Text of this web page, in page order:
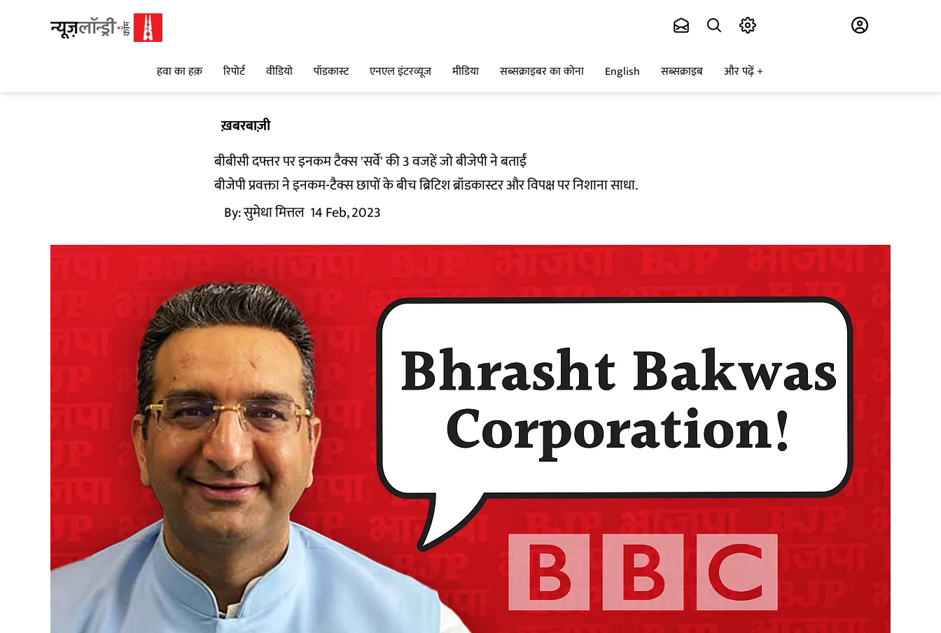
हवा का हक़ रिपोर्ट वीडियो पॉडकास्ट एनएल इंटरव्यूज मीडिया सब्सक्राइबर का कोना English सब्सक्राइब और पढ़ें
ख़बरबाज़ी
बीबीसी दफ्तर पर इनकम टैक्स 'सर्वे' की 3 वजहें जो बीजेपी ने बताईं
बीजेपी प्रवक्ता ने इनकम-टैक्स छापों के बीच ब्रिटिश ब्रॉडकास्टर और विपक्ष पर निशाना साधा.
By:सुमेधा मित्तल 14 Feb, 2023